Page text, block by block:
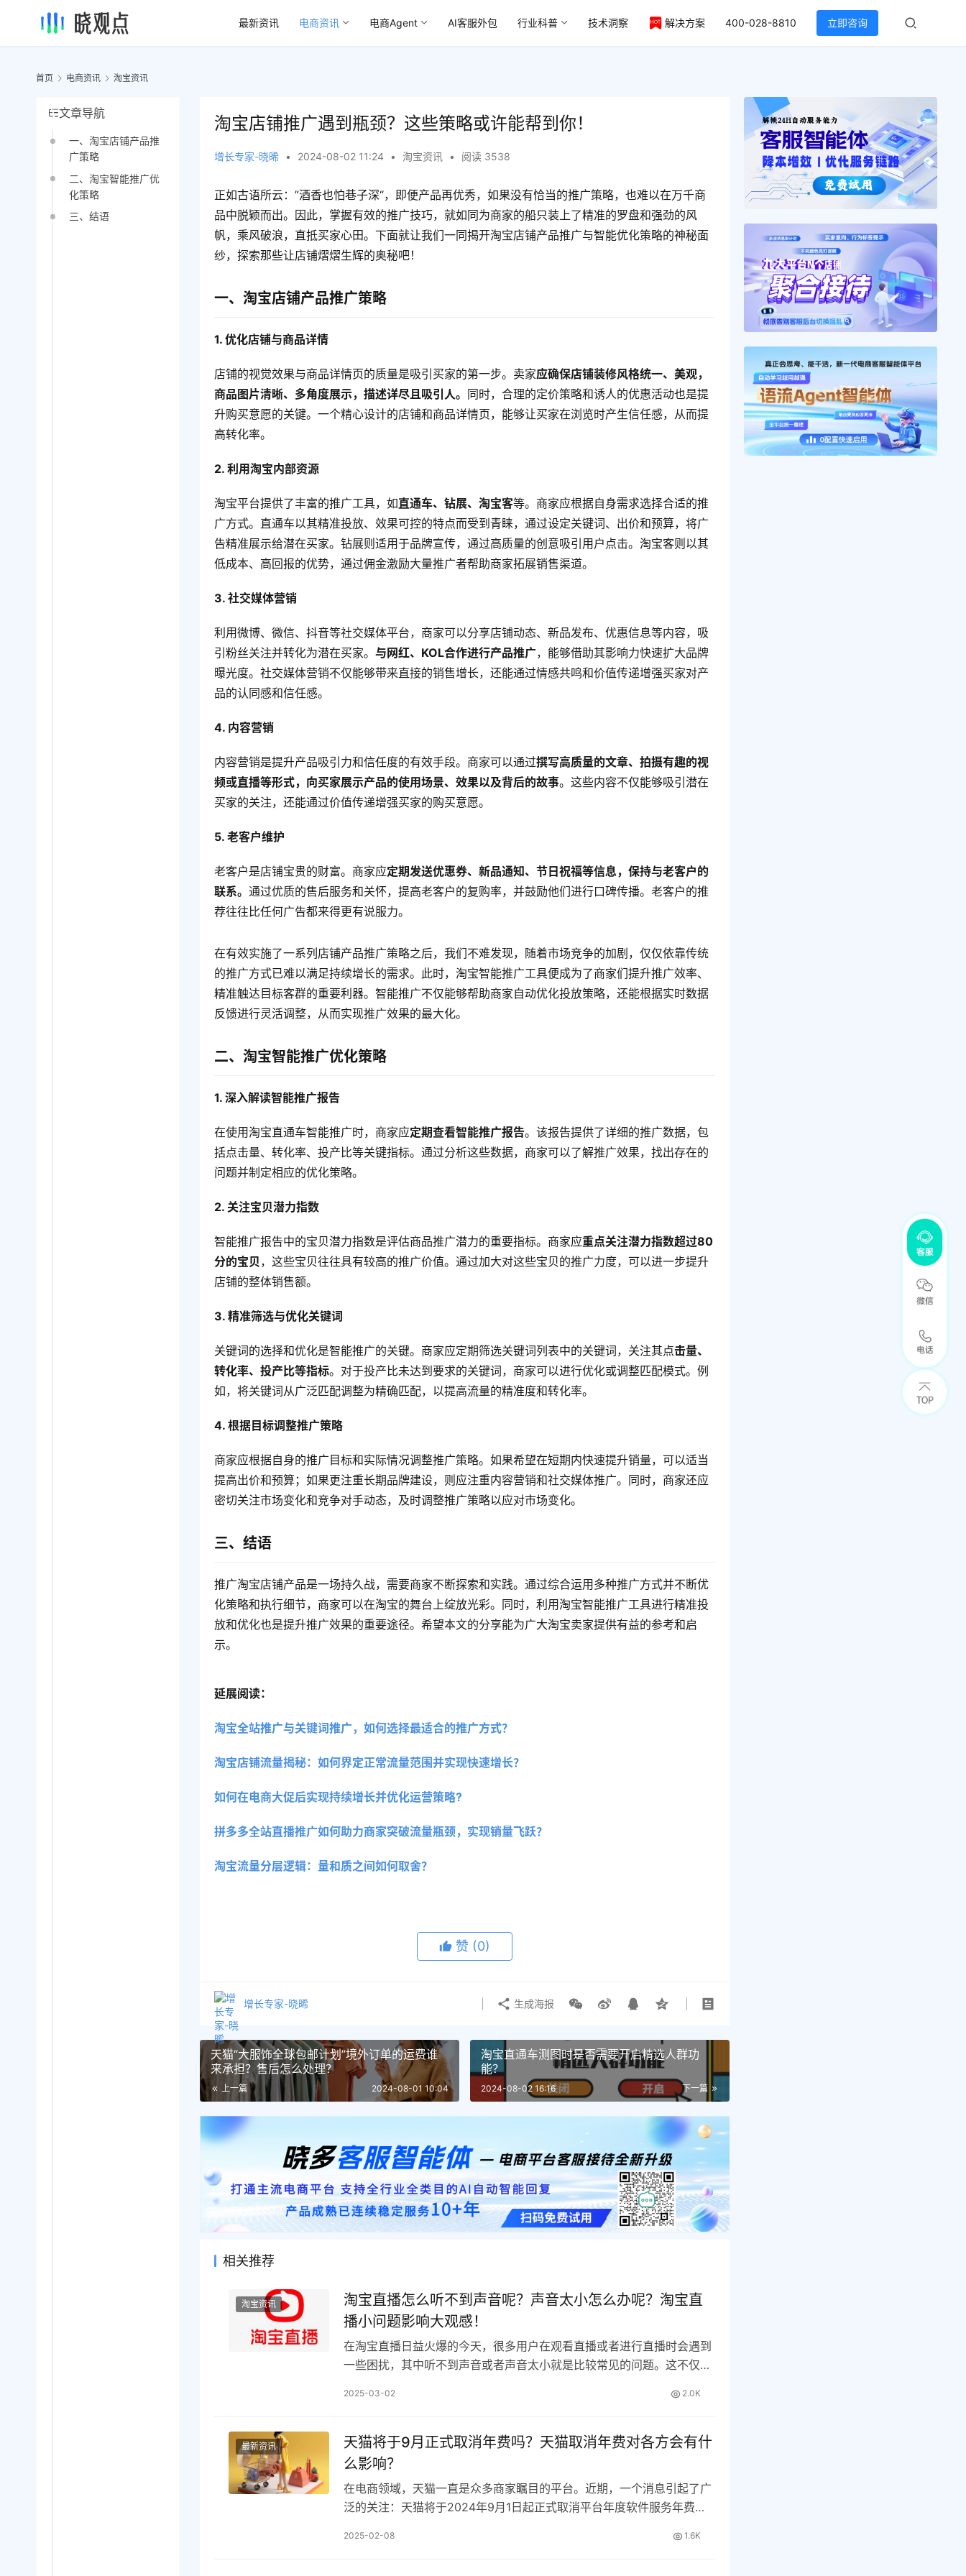
最新资讯 电商资讯 电商Agent AI客服外包 行业科普 技术洞察 解决方案 400-028-8810 立即咨询
首页 电商资讯 淘宝资讯
文章导航
一、淘宝店铺产品推
广策略
二、淘宝智能推广优
化策略
三、结语
淘宝店铺推广遇到瓶颈？这些策略或许能帮到你！
增长专家-晓晞 • 2024-08-02 11:24 • 淘宝资讯 • 阅读 3538
正如古语所云：”酒香也怕巷子深“，即便产品再优秀，如果没有恰当的推广策略，也难以在万千商
品中脱颖而出。因此，掌握有效的推广技巧，就如同为商家的船只装上了精准的罗盘和强劲的风
帆，乘风破浪，直抵买家心田。下面就让我们一同揭开淘宝店铺产品推广与智能优化策略的神秘面
纱，探索那些让店铺熠熠生辉的奥秘吧！
一、淘宝店铺产品推广策略
1. 优化店铺与商品详情
店铺的视觉效果与商品详情页的质量是吸引买家的第一步。卖家应确保店铺装修风格统一、美观，
商品图片清晰、多角度展示，描述详尽且吸引人。 同时，合理的定价策略和诱人的优惠活动也是提
升购买意愿的关键。一个精心设计的店铺和商品详情页，能够让买家在浏览时产生信任感，从而提
高转化率。
2. 利用淘宝内部资源
淘宝平台提供了丰富的推广工具，如直通车、钻展、淘宝客等。商家应根据自身需求选择合适的推
广方式。直通车以其精准投放、效果可控的特点而受到青睐，通过设定关键词、出价和预算，将广
告精准展示给潜在买家。钻展则适用于品牌宣传，通过高质量的创意吸引用户点击。淘宝客则以其
低成本、高回报的优势，通过佣金激励大量推广者帮助商家拓展销售渠道。
3. 社交媒体营销
利用微博、微信、抖音等社交媒体平台，商家可以分享店铺动态、新品发布、优惠信息等内容，吸
引粉丝关注并转化为潜在买家。与网红、KOL合作进行产品推广，能够借助其影响力快速扩大品牌
曝光度。社交媒体营销不仅能够带来直接的销售增长，还能通过情感共鸣和价值传递增强买家对产
品的认同感和信任感。
4. 内容营销
内容营销是提升产品吸引力和信任度的有效手段。商家可以通过撰写高质量的文章、拍摄有趣的视
频或直播等形式，向买家展示产品的使用场景、效果以及背后的故事。这些内容不仅能够吸引潜在
买家的关注，还能通过价值传递增强买家的购买意愿。
5. 老客户维护
老客户是店铺宝贵的财富。商家应定期发送优惠券、新品通知、节日祝福等信息，保持与老客户的
联系。通过优质的售后服务和关怀，提高老客户的复购率，并鼓励他们进行口碑传播。老客户的推
荐往往比任何广告都来得更有说服力。
在有效实施了一系列店铺产品推广策略之后，我们不难发现，随着市场竞争的加剧，仅仅依靠传统
的推广方式已难以满足持续增长的需求。此时，淘宝智能推广工具便成为了商家们提升推广效率、
精准触达目标客群的重要利器。智能推广不仅能够帮助商家自动优化投放策略，还能根据实时数据
反馈进行灵活调整，从而实现推广效果的最大化。
二、淘宝智能推广优化策略
1. 深入解读智能推广报告
在使用淘宝直通车智能推广时，商家应定期查看智能推广报告。该报告提供了详细的推广数据，包
括点击量、转化率、投产比等关键指标。通过分析这些数据，商家可以了解推广效果，找出存在的
问题并制定相应的优化策略。
2. 关注宝贝潜力指数
智能推广报告中的宝贝潜力指数是评估商品推广潜力的重要指标。商家应重点关注潜力指数超过80
分的宝贝 ，这些宝贝往往具有较高的推广价值。通过加大对这些宝贝的推广力度，可以进一步提升
店铺的整体销售额。
3. 精准筛选与优化关键词
关键词的选择和优化是智能推广的关键。商家应定期筛选关键词列表中的关键词，关注其点击量、
转化率、投产比等指标。对于投产比未达到要求的关键词，商家可以进行优化或调整匹配模式。例
如，将关键词从广泛匹配调整为精确匹配，以提高流量的精准度和转化率。
4. 根据目标调整推广策略
商家应根据自身的推广目标和实际情况调整推广策略。如果希望在短期内快速提升销量，可以适当
提高出价和预算；如果更注重长期品牌建设，则应注重内容营销和社交媒体推广。同时，商家还应
密切关注市场变化和竞争对手动态，及时调整推广策略以应对市场变化。
三、结语
推广淘宝店铺产品是一场持久战，需要商家不断探索和实践。通过综合运用多种推广方式并不断优
化策略和执行细节，商家可以在淘宝的舞台上绽放光彩。同时，利用淘宝智能推广工具进行精准投
放和优化也是提升推广效果的重要途径。希望本文的分享能为广大淘宝卖家提供有益的参考和启
示。
延展阅读：
淘宝全站推广与关键词推广，如何选择最适合的推广方式？
淘宝店铺流量揭秘：如何界定正常流量范围并实现快速增长？
如何在电商大促后实现持续增长并优化运营策略?
拼多多全站直播推广如何助力商家突破流量瓶颈，实现销量飞跃？
淘宝流量分层逻辑：量和质之间如何取舍？
赞 (0)
增长专家-晓晞 生成海报
天猫“大服饰全球包邮计划”境外订单的运费谁
来承担？售后怎么处理？
上一篇 2024-08-01 10:04
淘宝直通车测图时是否需要开启精选人群功
能？
下一篇
2024-08-02 16:16
相关推荐
淘宝资讯
淘宝直播怎么听不到声音呢？声音太小怎么办呢？淘宝直
播小问题影响大观感！
在淘宝直播日益火爆的今天，很多用户在观看直播或者进行直播时会遇到
一些困扰，其中听不到声音或者声音太小就是比较常见的问题。这不仅影
2025-03-02 2.0K
最新资讯
天猫将于9月正式取消年费吗？天猫取消年费对各方会有什
么影响？
在电商领域，天猫一直是众多商家瞩目的平台。近期，一个消息引起了广
泛的关注：天猫将于2024年9月1日起正式取消平台年度软件服务年费。
2025-02-08 1.6K